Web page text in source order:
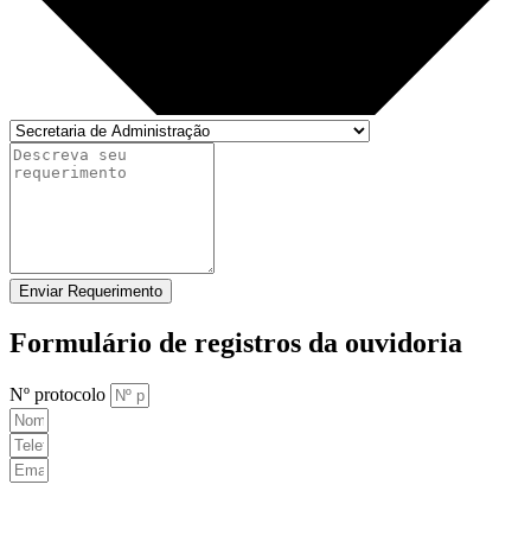
Enviar Requerimento
Formulário de registros da ouvidoria
Nº protocolo